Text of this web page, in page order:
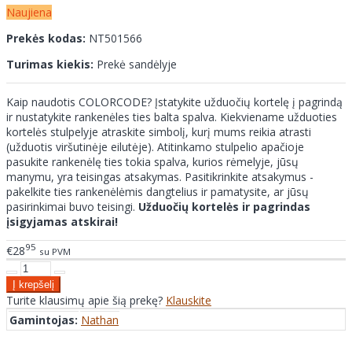
Naujiena
Prekės kodas: NT501566
Turimas kiekis: Prekė sandėlyje
Kaip naudotis COLORCODE? Įstatykite užduočių kortelę į pagrindą
ir nustatykite rankenėles ties balta spalva. Kiekviename užduoties
kortelės stulpelyje atraskite simbolį, kurį mums reikia atrasti
(užduotis viršutinėje eilutėje). Atitinkamo stulpelio apačioje
pasukite rankenėlę ties tokia spalva, kurios rėmelyje, jūsų
manymu, yra teisingas atsakymas. Pasitikrinkite atsakymus -
pakelkite ties rankenėlėmis dangtelius ir pamatysite, ar jūsų
pasirinkimai buvo teisingi. Užduočių kortelės ir pagrindas
įsigyjamas atskirai!
€2895 su PVM
Turite klausimų apie šią prekę? Klauskite
Gamintojas: Nathan